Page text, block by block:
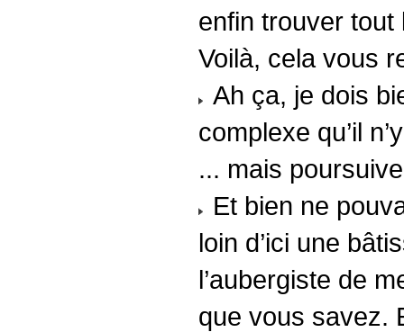
enfin trouver
Voilà, cela vous
Ah ça, je dois
complexe qu’il
... mais
Et bien ne
loin d’ici une
l’aubergiste de
que vous savez.